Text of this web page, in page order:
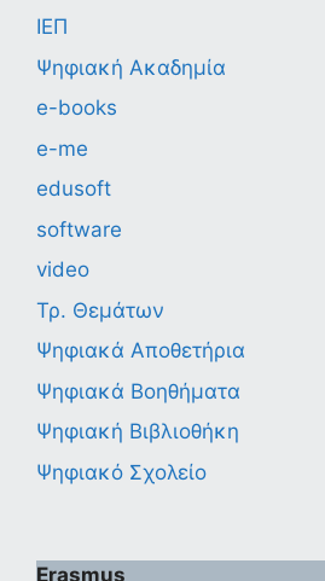
ΙΕΠ
Ψηφιακή Ακαδημία
e-books
e-me
edusoft
software
video
Τρ. Θεμάτων
Ψηφιακά Αποθετήρια
Ψηφιακά Βοηθήματα
Ψηφιακή Βιβλιοθήκη
Ψηφιακό Σχολείο
Erasmus